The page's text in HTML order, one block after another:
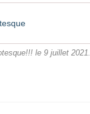
le 9 juillet 2021.